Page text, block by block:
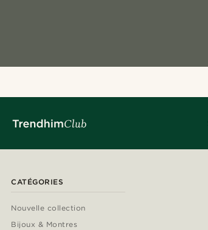
CATÉGORIES
Nouvelle collection
Bijoux & Montres